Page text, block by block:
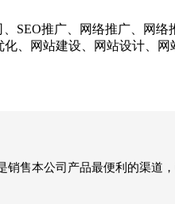
推广、网络推广、网络
、网站建设、网站设计、
售本公司产品最便利的渠道